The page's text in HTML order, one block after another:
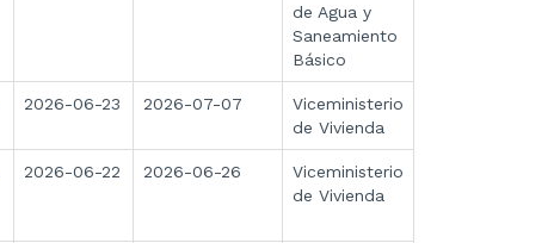
de Agua y
Saneamiento
Básico
2026-06-23 2026-07-07
Viceministerio
de Vivienda
2026-06-22 2026-06-26
Viceministerio
de Vivienda